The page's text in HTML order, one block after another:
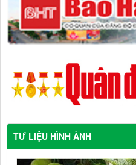
TƯ LIỆU HÌNH ẢNH